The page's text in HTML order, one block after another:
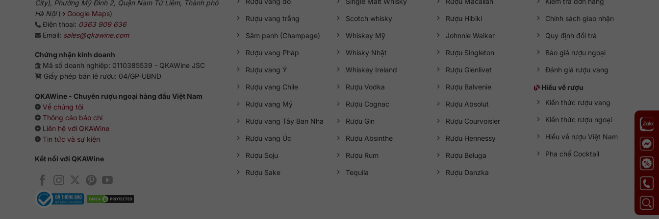
Dịch vụ sau bán hàng:help@qkawine.com qkawine@gmail.com
Cửa hàng QKAWine
Đường tới cửa hàng:Google Maps
Giờ hoạt động
City), Phường Mỹ Đình 2, Quận Nam Từ Liêm, Thành phố
Hà Nội( Google Maps)
Điện thoại: 0363 909 636
Email: sales@qkawine.com
Chứng nhận kinh doanh
Mã số doanh nghiệp: 0110385539 - QKAWine JSC
Giấy phép bán lẻ rượu: 04/GP-UBND
QKAWine - Chuyên rượu ngoại hàng đầu Việt Nam
Về chúng tôi
Thông cáo báo chí
Liên hệ với QKAWine
Tin tức và sự kiện
Kết nối với QKAWine
Rượu vang trắng
Sâm panh (Champage)
Rượu vang Pháp
Rượu vang Ý
Rượu vang Chile
Rượu vang Mỹ
Rượu vang Tây Ban Nha
Rượu vang Úc
Rượu Soju
Rượu Sake
Scotch whisky
Whiskey Mỹ
Whisky Nhật
Whiskey Ireland
Rượu Vodka
Rượu Cognac
Rượu Gin
Rượu Absinthe
Rượu Rum
Tequila
Rượu Hibiki
Johnnie Walker
Rượu Singleton
Rượu Glenlivet
Rượu Balvenie
Rượu Absolut
Rượu Courvoisier
Rượu Hennessy
Rượu Beluga
Rượu Danzka
Chính sách giao nhận
Quy định đổi trả
Báo giá rượu ngoại
Đánh giá rượu vang
Hiểu về rượu
Kiến thức rượu vang
Kiến thức rượu ngoại
Hiểu về rượu Việt Nam
Pha chế Cocktail